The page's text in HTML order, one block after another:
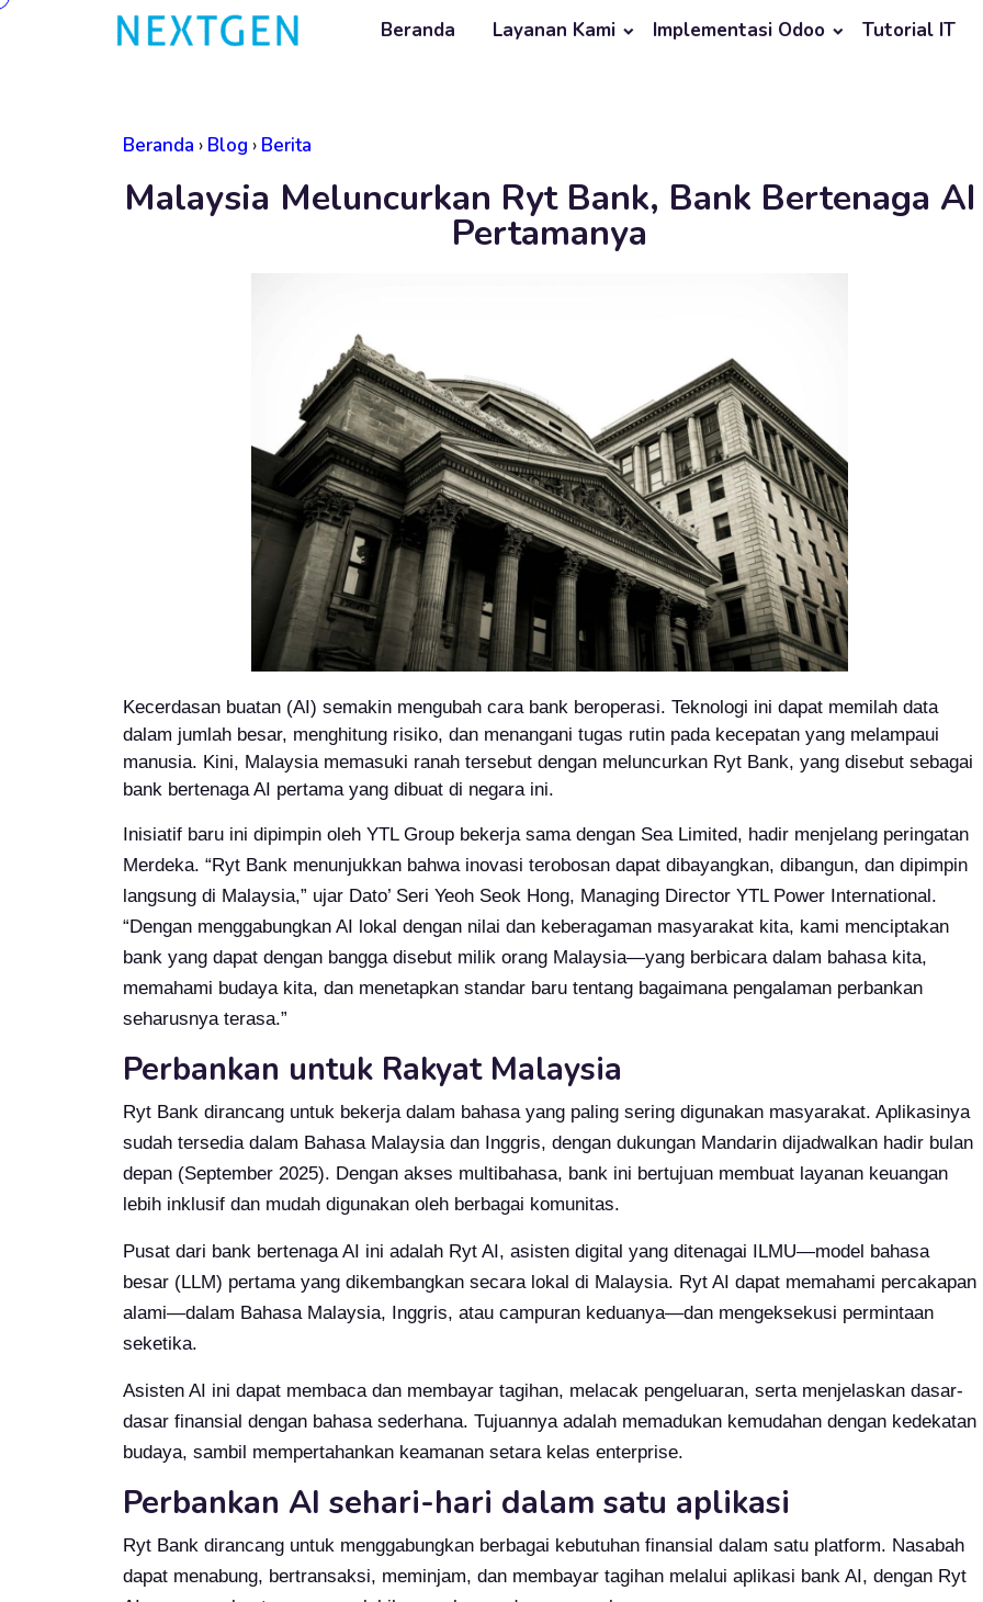
Beranda Layanan Kami Implementasi Odoo Tutorial IT
Beranda › Blog › Berita
Malaysia Meluncurkan Ryt Bank, Bank Bertenaga AI
Pertamanya
Kecerdasan buatan (AI) semakin mengubah cara bank beroperasi. Teknologi ini dapat memilah data
dalam jumlah besar, menghitung risiko, dan menangani tugas rutin pada kecepatan yang melampaui
manusia. Kini, Malaysia memasuki ranah tersebut dengan meluncurkan Ryt Bank, yang disebut sebagai
bank bertenaga AI pertama yang dibuat di negara ini.
Inisiatif baru ini dipimpin oleh YTL Group bekerja sama dengan Sea Limited, hadir menjelang peringatan
Merdeka. “Ryt Bank menunjukkan bahwa inovasi terobosan dapat dibayangkan, dibangun, dan dipimpin
langsung di Malaysia,” ujar Dato’ Seri Yeoh Seok Hong, Managing Director YTL Power International.
“Dengan menggabungkan AI lokal dengan nilai dan keberagaman masyarakat kita, kami menciptakan
bank yang dapat dengan bangga disebut milik orang Malaysia—yang berbicara dalam bahasa kita,
memahami budaya kita, dan menetapkan standar baru tentang bagaimana pengalaman perbankan
seharusnya terasa.”
Perbankan untuk Rakyat Malaysia
Ryt Bank dirancang untuk bekerja dalam bahasa yang paling sering digunakan masyarakat. Aplikasinya
sudah tersedia dalam Bahasa Malaysia dan Inggris, dengan dukungan Mandarin dijadwalkan hadir bulan
depan (September 2025). Dengan akses multibahasa, bank ini bertujuan membuat layanan keuangan
lebih inklusif dan mudah digunakan oleh berbagai komunitas.
Pusat dari bank bertenaga AI ini adalah Ryt AI, asisten digital yang ditenagai ILMU—model bahasa
besar (LLM) pertama yang dikembangkan secara lokal di Malaysia. Ryt AI dapat memahami percakapan
alami—dalam Bahasa Malaysia, Inggris, atau campuran keduanya—dan mengeksekusi permintaan
seketika.
Asisten AI ini dapat membaca dan membayar tagihan, melacak pengeluaran, serta menjelaskan dasar-
dasar finansial dengan bahasa sederhana. Tujuannya adalah memadukan kemudahan dengan kedekatan
budaya, sambil mempertahankan keamanan setara kelas enterprise.
Perbankan AI sehari-hari dalam satu aplikasi
Ryt Bank dirancang untuk menggabungkan berbagai kebutuhan finansial dalam satu platform. Nasabah
dapat menabung, bertransaksi, meminjam, dan membayar tagihan melalui aplikasi bank AI, dengan Ryt